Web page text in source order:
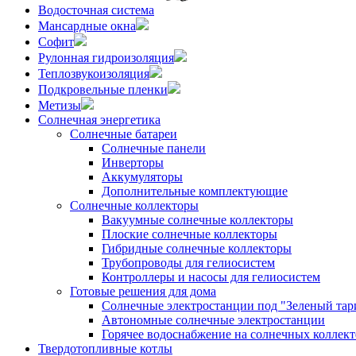
Водосточная система
Мансардные окна
Софит
Рулонная гидроизоляция
Теплозвукоизоляция
Подкровельные пленки
Метизы
Солнечная энергетика
Солнечные батареи
Солнечные панели
Инверторы
Аккумуляторы
Дополнительные комплектующие
Солнечные коллекторы
Вакуумные солнечные коллекторы
Плоские солнечные коллекторы
Гибридные солнечные коллекторы
Трубопроводы для гелиосистем
Контроллеры и насосы для гелиосистем
Готовые решения для дома
Солнечные электростанции под "Зеленый
Автономные солнечные электростанции
Горячее водоснабжение на солнечных
Твердотопливные котлы